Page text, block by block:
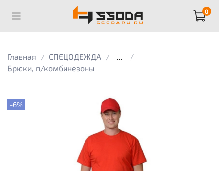
0
Главная СПЕЦОДЕЖДА
...
Брюки, п/комбинезоны
-6%